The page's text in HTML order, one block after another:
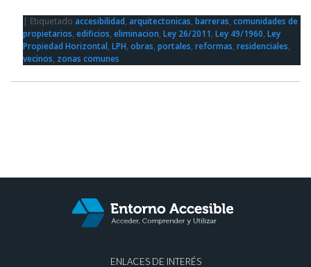
| Etiquetado accesibilidad,arquitectonicas,barreras,comunidades de
propietarios,edificios,eliminacion,Ley 26/2011,Ley 49/1960,Ley
Propiedad Horizontal,LPH,obras,portales,reformas,residenciales,
vecinos, zonas comunes
ENLACES DE INTERÉS